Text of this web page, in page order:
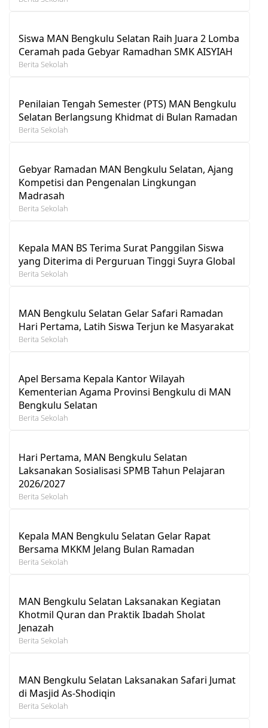
Siswa MAN Bengkulu Selatan Raih Juara 2 Lomba
Ceramah pada Gebyar Ramadhan SMK AISYIAH
Berita Sekolah
Penilaian Tengah Semester (PTS) MAN Bengkulu
Selatan Berlangsung Khidmat di Bulan Ramadan
Berita Sekolah
Gebyar Ramadan MAN Bengkulu Selatan, Ajang
Kompetisi dan Pengenalan Lingkungan
Madrasah
Berita Sekolah
Kepala MAN BS Terima Surat Panggilan Siswa
yang Diterima di Perguruan Tinggi Suyra Global
Berita Sekolah
MAN Bengkulu Selatan Gelar Safari Ramadan
Hari Pertama, Latih Siswa Terjun ke Masyarakat
Berita Sekolah
Apel Bersama Kepala Kantor Wilayah
Kementerian Agama Provinsi Bengkulu di MAN
Bengkulu Selatan
Berita Sekolah
Hari Pertama, MAN Bengkulu Selatan
Laksanakan Sosialisasi SPMB Tahun Pelajaran
2026/2027
Berita Sekolah
Kepala MAN Bengkulu Selatan Gelar Rapat
Bersama MKKM Jelang Bulan Ramadan
Berita Sekolah
MAN Bengkulu Selatan Laksanakan Kegiatan
Khotmil Quran dan Praktik Ibadah Sholat
Jenazah
Berita Sekolah
MAN Bengkulu Selatan Laksanakan Safari Jumat
di Masjid As-Shodiqin
Berita Sekolah